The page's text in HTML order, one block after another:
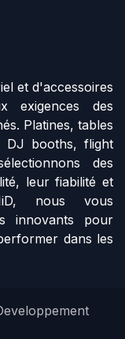
et d'accessoires
exigences des
Platines, tables
DJ booths, flight
des
leur fiabilité et
nous vous
innovants pour
dans les